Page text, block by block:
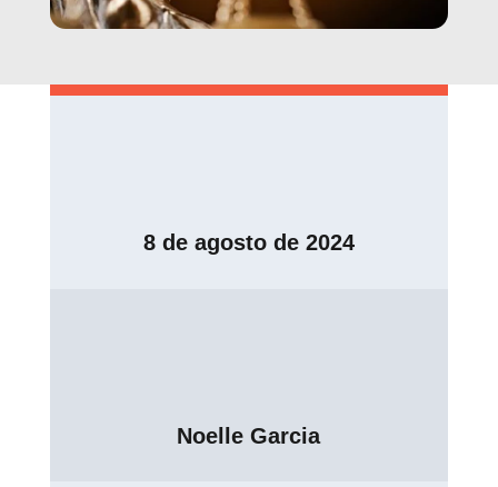
8 de agosto de 2024
Noelle Garcia